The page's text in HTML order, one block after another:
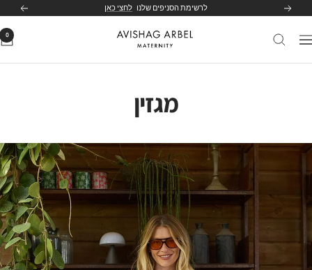
הקודם לרשימת הסניפים שלנו לחצי כאן הבא
ניווט
Avishag
0
מגזין